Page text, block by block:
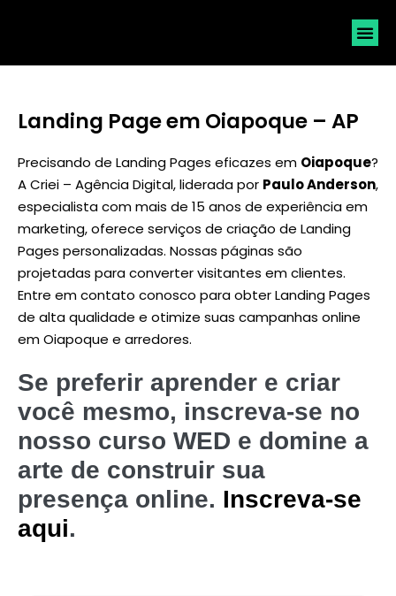
Landing Page em Oiapoque – AP
Precisando de Landing Pages eficazes em Oiapoque?
A Criei – Agência Digital, liderada por Paulo Anderson,
especialista com mais de 15 anos de experiência em
marketing, oferece serviços de criação de Landing
Pages personalizadas. Nossas páginas são
projetadas para converter visitantes em clientes.
Entre em contato conosco para obter Landing Pages
de alta qualidade e otimize suas campanhas online
em Oiapoque e arredores.
Se preferir aprender e criar
você mesmo, inscreva-se no
nosso curso WED e domine a
arte de construir sua
presença online. Inscreva-se
aqui.